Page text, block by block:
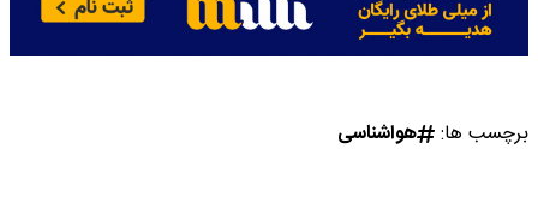
برچسب ها: هواشناسی